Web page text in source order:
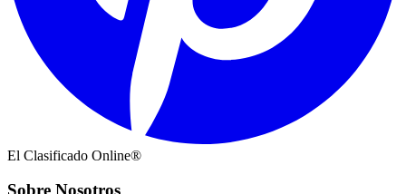
El Clasificado Online®